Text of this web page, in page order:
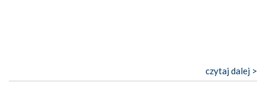
czytaj dalej >